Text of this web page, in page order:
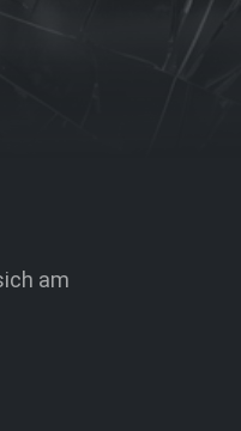
am